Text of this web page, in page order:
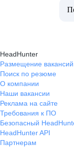
HeadHunter
Размещение вакансий
Поиск по резюме
О компании
Наши вакансии
Реклама на сайте
Требования к ПО
Безопасный
HeadHunter API
Партнерам